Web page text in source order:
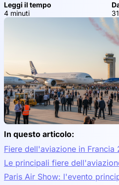
Leggi il tempo
4 minuti
In questo articolo:
Fiere dell'aviazione in Francia
Le principali fiere
Paris Air Show: l'evento